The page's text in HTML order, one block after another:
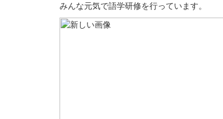
みんな元気で語学研修を行っています。